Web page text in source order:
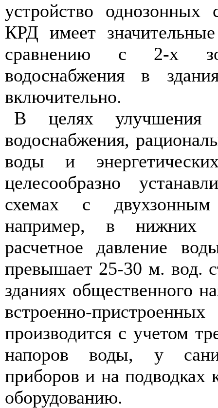
устройство однозонных
КРД имеет
сравнению с 2-х
водоснабжения в
включительно.
В целях улучшения
водоснабжения,
воды и
целесообразно
схемах с двухзонным
например, в нижних
расчетное давление
превышает 25-30 м. вод.
зданиях общественного
встроенно-
производится с учетом
напоров воды, у
приборов и на подводках
оборудованию.